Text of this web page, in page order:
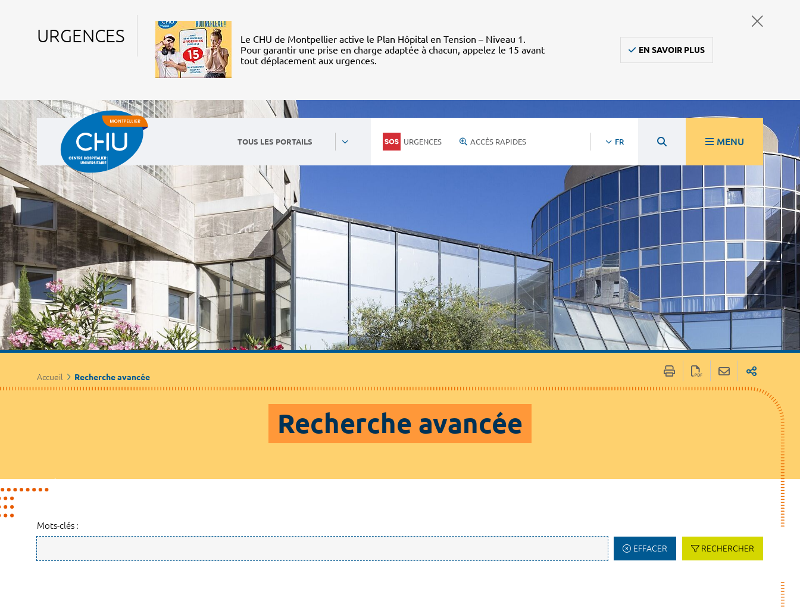
URGENCES
Le CHU de Montpellier active le Plan Hôpital en Tension – Niveau 1.
Pour garantir une prise en charge adaptée à chacun, appelez le 15 avant
tout déplacement aux urgences.
EN SAVOIR PLUS
TOUS LES PORTAILS URGENCES ACCÈS RAPIDES FR MENU
Accueil Recherche avancée
Recherche avancée
Mots-clés :
EFFACER RECHERCHER